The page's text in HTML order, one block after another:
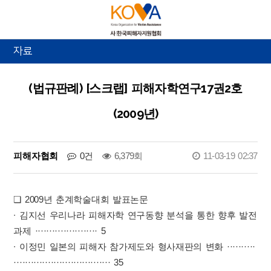
자료
(법규판례) [스크랩] 피해자학연구17권2호
(2009년)
피해자협회 0건 6,379회 11-03-19 02:37
❏ 2009년 춘계학술대회 발표논문
∙ 김지선 우리나라 피해자학 연구동향 분석을 통한 향후 발전
과제 ······················ 5
∙ 이정민 일본의 피해자 참가제도와 형사재판의 변화 ··········
·································· 35